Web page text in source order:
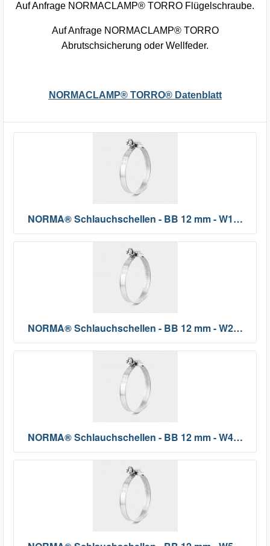
Auf Anfrage NORMACLAMP® TORRO Flügelschraube.
Auf Anfrage NORMACLAMP® TORRO
Abrutschsicherung oder Wellfeder.
NORMACLAMP® TORRO® Datenblatt
NORMA® Schlauchschellen - BB 12 mm - W1…
NORMA® Schlauchschellen - BB 12 mm - W2…
NORMA® Schlauchschellen - BB 12 mm - W4…